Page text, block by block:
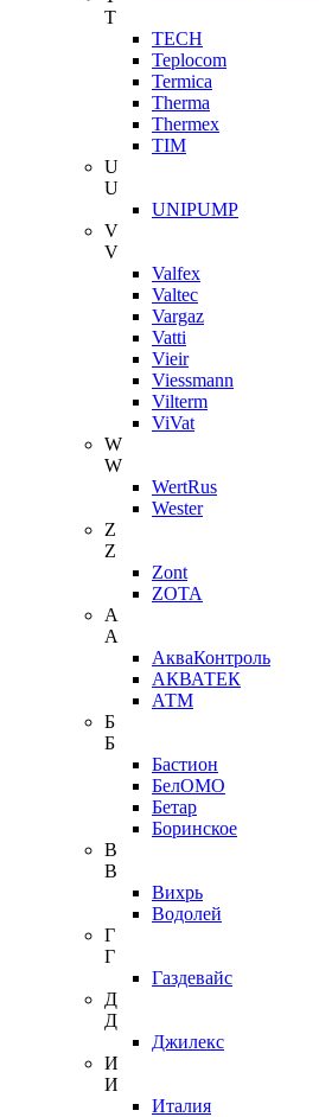
T
TECH
Teplocom
Termica
Therma
Thermex
TIM
U
U
UNIPUMP
V
V
Valfex
Valtec
Vargaz
Vatti
Vieir
Viessmann
Vilterm
ViVat
W
W
WertRus
Wester
Z
Z
Zont
ZOTA
А
А
АкваКонтроль
АКВАТЕК
АТМ
Б
Б
Бастион
БелОМО
Бетар
Боринское
В
В
Вихрь
Водолей
Г
Г
Газдевайс
Д
Д
Джилекс
И
И
Италия